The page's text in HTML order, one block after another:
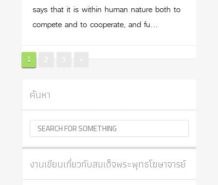
says that it is within human nature both to
compete and to cooperate, and fu…
Posts
pagination
Page
1
ค้นหา
งานเขียนเกี่ยวกับสมเด็จพระพุทธโฆษาจารย์